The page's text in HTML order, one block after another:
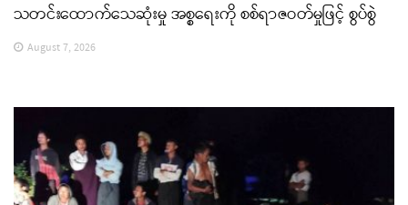
သတင်းထောက်သေဆုံးမှု အစ္စရေးကို စစ်ရာဇဝတ်မှုဖြင့် စွပ်စွဲ
August 7, 2026